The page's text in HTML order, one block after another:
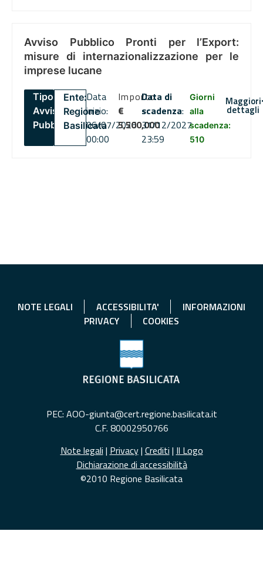
Avviso Pubblico Pronti per l’Export:
misure di internazionalizzazione per le
imprese lucane
Tipo:
Avviso
Pubblico
Ente:
Regione
Basilicata
Data
inizio:
06/07/2026
00:00
Importo
€
5,500,000
Data di
scadenza:
31/12/2027
23:59
Giorni
alla
scadenza:
510
Maggiori
dettagli
NOTE LEGALI ACCESSIBILITA'
INFORMAZIONI
PRIVACY
COOKIES
PEC: AOO-giunta@cert.regione.basilicata.it
C.F. 80002950766
Note legali | Privacy| Crediti | Il Logo
Dichiarazione di accessibilità
©2010 Regione Basilicata